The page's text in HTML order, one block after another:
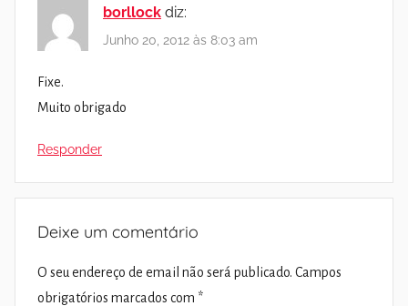
borllock diz:
Junho 20, 2012 às 8:03 am
Fixe.
Muito obrigado
Responder
Deixe um comentário
O seu endereço de email não será publicado. Campos
obrigatórios marcados com *